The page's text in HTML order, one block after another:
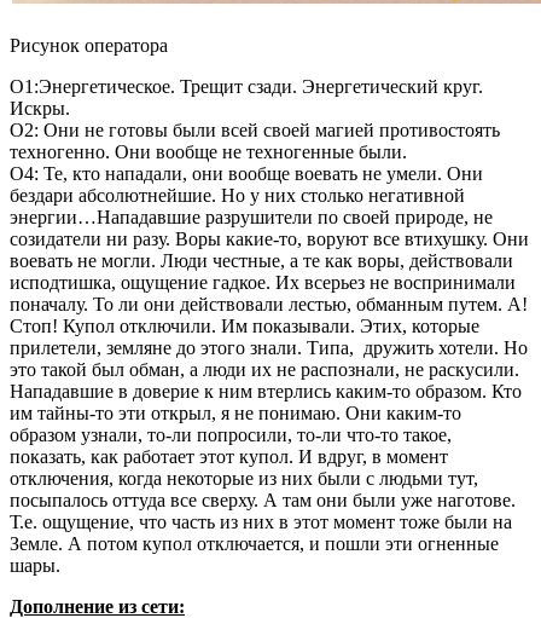
Рисунок оператора
О1:Энергетическое. Трещит сзади. Энергетический круг.
Искры.
О2: Они не готовы были всей своей магией противостоять
техногенно. Они вообще не техногенные были.
О4: Те, кто нападали, они вообще воевать не умели. Они
бездари абсолютнейшие. Но у них столько негативной
энергии…Нападавшие разрушители по своей природе, не
созидатели ни разу. Воры какие-то, воруют все втихушку. Они
воевать не могли. Люди честные, а те как воры, действовали
исподтишка, ощущение гадкое. Их всерьез не воспринимали
поначалу. То ли они действовали лестью, обманным путем. А!
Стоп! Купол отключили. Им показывали. Этих, которые
прилетели, земляне до этого знали. Типа, дружить хотели. Но
это такой был обман, а люди их не распознали, не раскусили.
Нападавшие в доверие к ним втерлись каким-то образом. Кто
им тайны-то эти открыл, я не понимаю. Они каким-то
образом узнали, то-ли попросили, то-ли что-то такое,
показать, как работает этот купол. И вдруг, в момент
отключения, когда некоторые из них были с людьми тут,
посыпалось оттуда все сверху. А там они были уже наготове.
Т.е. ощущение, что часть из них в этот момент тоже были на
Земле. А потом купол отключается, и пошли эти огненные
шары.
Дополнение из сети: